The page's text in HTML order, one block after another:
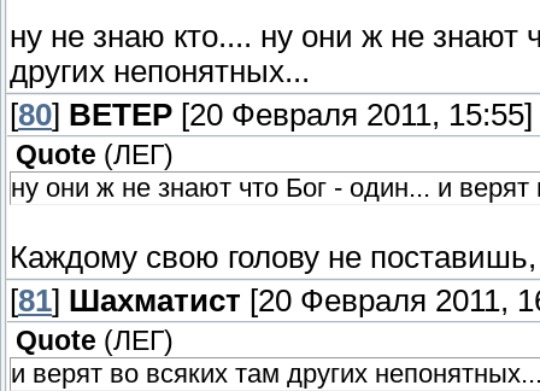
ну не знаю кто.... ну они ж не знают
других непонятных...
[80] ВЕТЕР [20 Февраля 2011, 15:55]
Quote (ЛЕГ)
ну они ж не знают что Бог - один... и
Каждому свою голову не
[81] Шахматист [20 Февраля 2011,
Quote (ЛЕГ)
и верят во всяких там других